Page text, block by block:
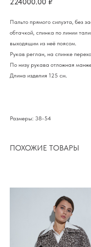
Пальто прямого силуэта, без
обтачкой, спинка по линии
выходящим из неё поясом.
Рукав реглан, на спинке
По низу рукава отложная
Длина изделия 125 см.
Размеры: 38-54
ПОХОЖИЕ ТОВАРЫ